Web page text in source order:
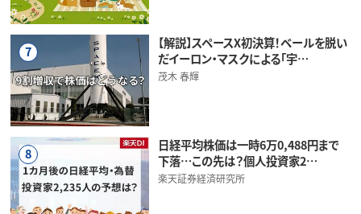
7
【解説】スペースX初決算！ベールを脱い
だイーロン・マスクによる「宇…
茂木 春輝
8
日経平均株価は一時6万0,488円まで
下落…この先は？個人投資家2…
楽天証券経済研究所